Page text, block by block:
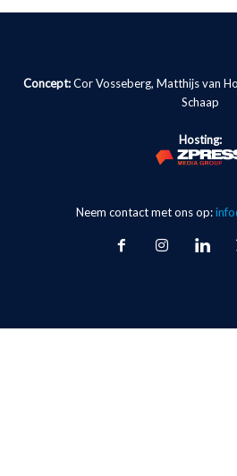
Concept:Cor Vosseberg, Matthijs van
Schaap
Hosting:
Neem contact met ons op: